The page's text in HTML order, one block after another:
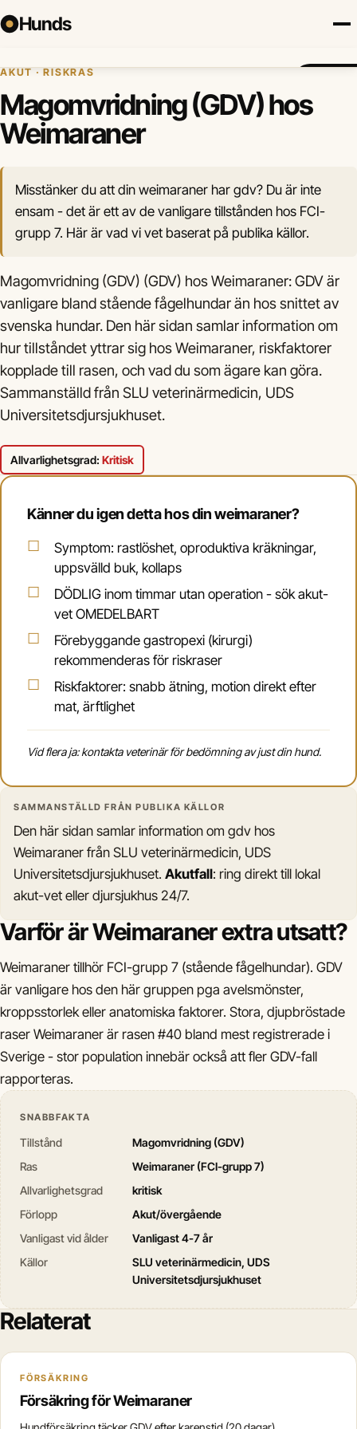
Hunds
Försäkring Hundraser
AKUT · RISKRAS
Magomvridning (GDV) hos
Weimaraner
Misstänker du att din weimaraner har gdv? Du är inte
ensam - det är ett av de vanligare tillstånden hos FCI-
grupp 7. Här är vad vi vet baserat på publika källor.
Magomvridning (GDV) (GDV) hos Weimaraner: GDV är
vanligare bland stående fågelhundar än hos snittet av
svenska hundar. Den här sidan samlar information om
hur tillståndet yttrar sig hos Weimaraner, riskfaktorer
kopplade till rasen, och vad du som ägare kan göra.
Sammanställd från SLU veterinärmedicin, UDS
Universitetsdjursjukhuset.
Allvarlighetsgrad: Kritisk
Känner du igen detta hos din weimaraner?
Symptom: rastlöshet, oproduktiva kräkningar,
uppsvälld buk, kollaps
DÖDLIG inom timmar utan operation - sök akut-
vet OMEDELBART
Förebyggande gastropexi (kirurgi)
rekommenderas för riskraser
Riskfaktorer: snabb ätning, motion direkt efter
mat, ärftlighet
Vid flera ja: kontakta veterinär för bedömning av just din hund.
SAMMANSTÄLLD FRÅN PUBLIKA KÄLLOR
Den här sidan samlar information om gdv hos
Weimaraner från SLU veterinärmedicin, UDS
Universitetsdjursjukhuset. Akutfall: ring direkt till lokal
akut-vet eller djursjukhus 24/7.
Varför är Weimaraner extra utsatt?
Weimaraner tillhör FCI-grupp 7 (stående fågelhundar). GDV
är vanligare hos den här gruppen pga avelsmönster,
kroppsstorlek eller anatomiska faktorer. Stora, djupbröstade
raser Weimaraner är rasen #40 bland mest registrerade i
Sverige - stor population innebär också att fler GDV-fall
rapporteras.
SNABBFAKTA
Tillstånd
Magomvridning (GDV)
Ras
Weimaraner (FCI-grupp 7)
Allvarlighetsgrad
kritisk
Förlopp
Akut/övergående
Vanligast vid ålder
Vanligast 4-7 år
Källor
SLU veterinärmedicin, UDS
Universitetsdjursjukhuset
Relaterat
FÖRSÄKRING
Försäkring för Weimaraner